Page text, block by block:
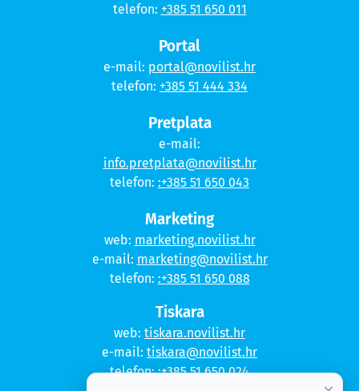
telefon: +385 51 650 011
Portal
e-mail: portal@novilist.hr
telefon: +385 51 444 334
Pretplata
e-mail:
info.pretplata@novilist.hr
telefon: :+385 51 650 043
Marketing
web: marketing.novilist.hr
e-mail: marketing@novilist.hr
telefon: :+385 51 650 088
Tiskara
web: tiskara.novilist.hr
e-mail: tiskara@novilist.hr
telefon::+385 51 650 024